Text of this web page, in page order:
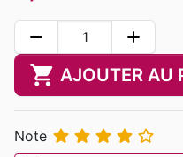
remove add
shopping_cart AJOUTER AU
Note     